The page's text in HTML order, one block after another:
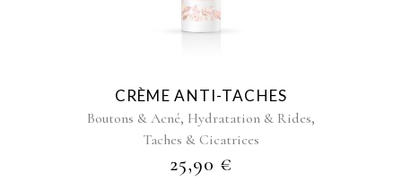
CRÈME ANTI-TACHES
Boutons & Acné, Hydratation & Rides,
Taches & Cicatrices
25,90 €